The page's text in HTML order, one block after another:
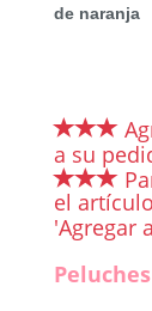
de naranja
a su
el
'Agregar
Peluches